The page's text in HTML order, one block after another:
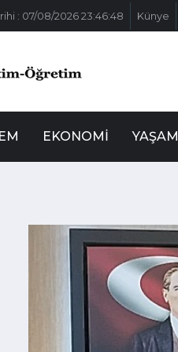
: 07/08/2026 23:46:48 Künye
EKONOMI YAŞAM